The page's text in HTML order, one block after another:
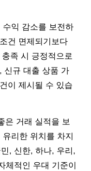
익 감소를 보전하
건 면제되기보다
족 시 긍정적으로
신규 대출 상품 가
이 제시될 수 있습
은 거래 실적을 보
리한 위치를 차지
, 신한, 하나, 우리,
체적인 우대 기준이